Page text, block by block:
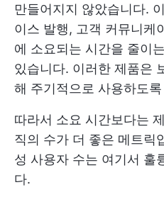
만들어지지 않았습니다.
이스 발행, 고객 커뮤니케
에 소요되는 시간을 줄이
있습니다. 이러한 제품은
해 주기적으로 사용하도
따라서 소요 시간보다는
직의 수가 더 좋은 메트릭
성 사용자 수는 여기서 훌
다.